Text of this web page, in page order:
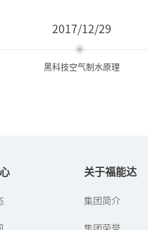
2017/12/29
黑科技空气制水原理
技”从以往的幻想到如今
关于福能达
集团简介